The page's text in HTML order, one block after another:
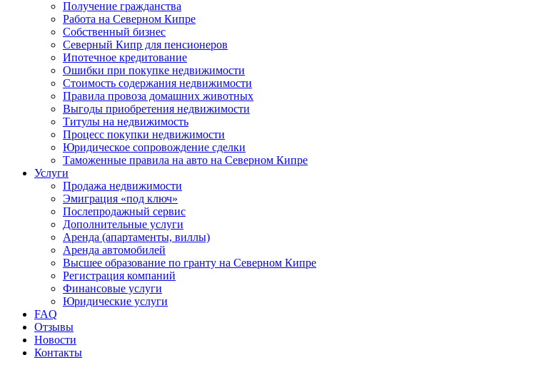
Получение гражданства
Работа на Северном Кипре
Собственный бизнес
Северный Кипр для пенсионеров
Ипотечное кредитование
Ошибки при покупке недвижимости
Стоимость содержания недвижимости
Правила провоза домашних животных
Выгоды приобретения недвижимости
Титулы на недвижимость
Процесс покупки недвижимости
Юридическое сопровождение сделки
Таможенные правила на авто на Северном Кипре
Услуги
Продажа недвижимости
Эмиграция «под ключ»
Послепродажный сервис
Дополнительные услуги
Аренда (апартаменты, виллы)
Аренда автомобилей
Высшее образование по гранту на Северном Кипре
Регистрация компаний
Финансовые услуги
Юридические услуги
FAQ
Отзывы
Новости
Контакты